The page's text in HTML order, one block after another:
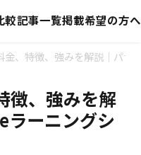
較記事一覧掲載希望の方へ
、特徴、強みを解説｜パナ
徴、強みを解
ラーニングシ